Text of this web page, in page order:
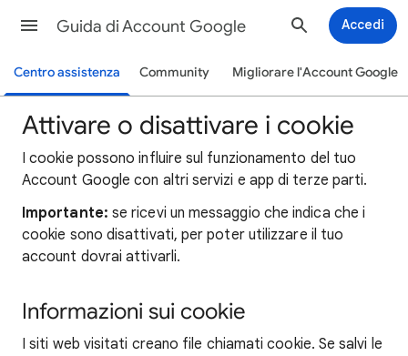
Guida di Account Google Accedi
Centro assistenza Community Migliorare l'Account Google
Attivare o disattivare i cookie
I cookie possono influire sul funzionamento del tuo
Account Google con altri servizi e app di terze parti.
Importante: se ricevi un messaggio che indica che i
cookie sono disattivati, per poter utilizzare il tuo
account dovrai attivarli.
Informazioni sui cookie
I siti web visitati creano file chiamati cookie. Se salvi le